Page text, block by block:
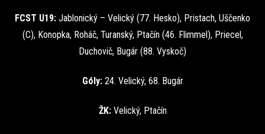
FCST U19: Jablonický – Velický (77. Hesko), Pristach, Uščenko
(C), Konopka, Roháč, Turanský, Ptačín (46. Flimmel), Priecel,
Duchovič, Bugár (88. Vyskoč)
Góly: 24. Velický, 68. Bugár
ŽK: Velický, Ptačín